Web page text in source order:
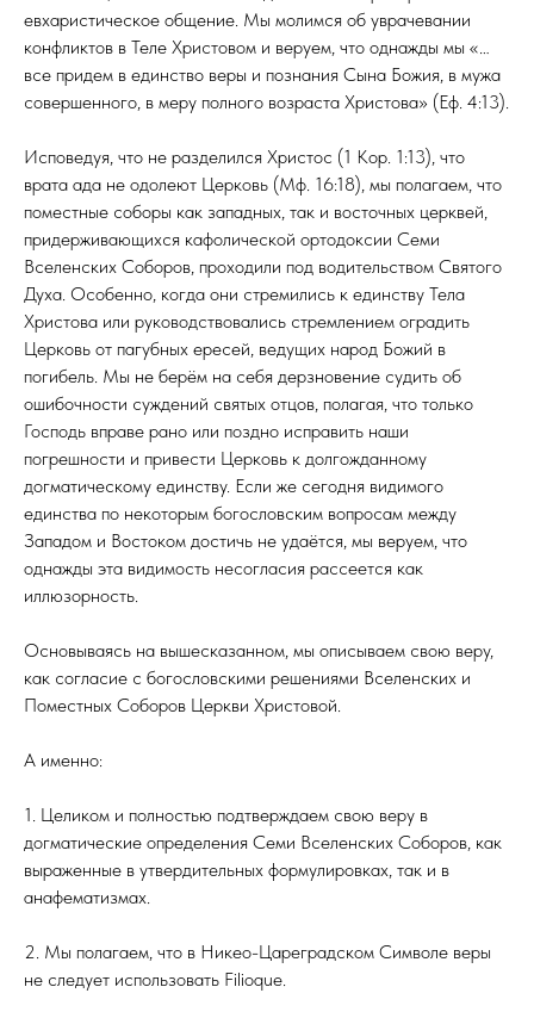
евхаристическое общение. Мы молимся об уврачевании
конфликтов в Теле Христовом и веруем, что однажды мы «…
все придем в единство веры и познания Сына Божия, в мужа
совершенного, в меру полного возраста Христова» (Еф. 4:13).
Исповедуя, что не разделился Христос (1 Кор. 1:13), что
врата ада не одолеют Церковь (Мф. 16:18), мы полагаем, что
поместные соборы как западных, так и восточных церквей,
придерживающихся кафолической ортодоксии Семи
Вселенских Соборов, проходили под водительством Святого
Духа. Особенно, когда они стремились к единству Тела
Христова или руководствовались стремлением оградить
Церковь от пагубных ересей, ведущих народ Божий в
погибель. Мы не берём на себя дерзновение судить об
ошибочности суждений святых отцов, полагая, что только
Господь вправе рано или поздно исправить наши
погрешности и привести Церковь к долгожданному
догматическому единству. Если же сегодня видимого
единства по некоторым богословским вопросам между
Западом и Востоком достичь не удаётся, мы веруем, что
однажды эта видимость несогласия рассеется как
иллюзорность.
Основываясь на вышесказанном, мы описываем свою веру,
как согласие с богословскими решениями Вселенских и
Поместных Соборов Церкви Христовой.
А именно:
1. Целиком и полностью подтверждаем свою веру в
догматические определения Семи Вселенских Соборов, как
выраженные в утвердительных формулировках, так и в
анафематизмах.
2. Мы полагаем, что в Никео-Цареградском Символе веры
не следует использовать Filioque.